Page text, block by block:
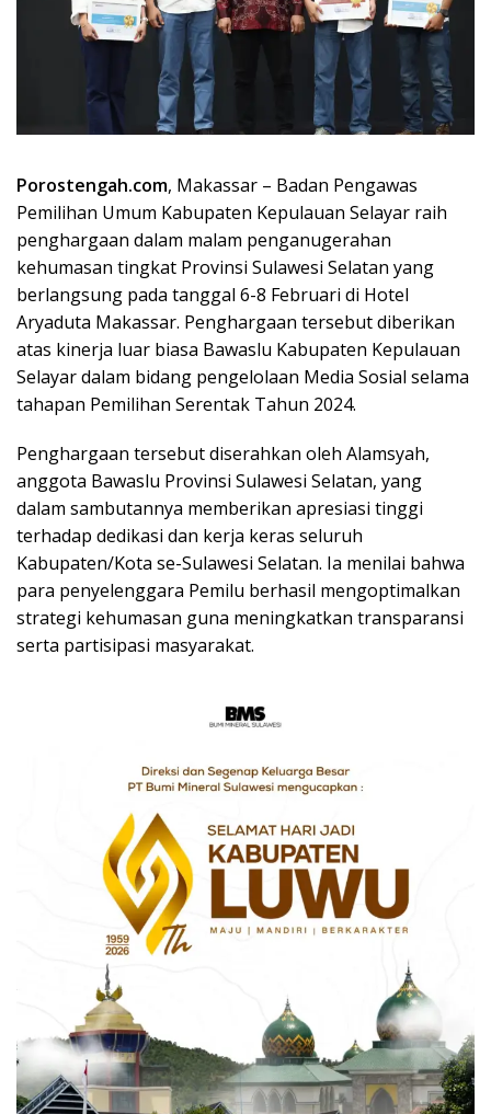
Porostengah.com, Makassar – Badan Pengawas
Pemilihan Umum Kabupaten Kepulauan Selayar raih
penghargaan dalam malam penganugerahan
kehumasan tingkat Provinsi Sulawesi Selatan yang
berlangsung pada tanggal 6-8 Februari di Hotel
Aryaduta Makassar. Penghargaan tersebut diberikan
atas kinerja luar biasa Bawaslu Kabupaten Kepulauan
Selayar dalam bidang pengelolaan Media Sosial selama
tahapan Pemilihan Serentak Tahun 2024.
Penghargaan tersebut diserahkan oleh Alamsyah,
anggota Bawaslu Provinsi Sulawesi Selatan, yang
dalam sambutannya memberikan apresiasi tinggi
terhadap dedikasi dan kerja keras seluruh
Kabupaten/Kota se-Sulawesi Selatan. Ia menilai bahwa
para penyelenggara Pemilu berhasil mengoptimalkan
strategi kehumasan guna meningkatkan transparansi
serta partisipasi masyarakat.